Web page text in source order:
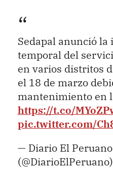
Sedapal anunció
temporal del
en varios distritos
el 18 de marzo
mantenimiento en
https://t.co/
pic.twitter.com/
— Diario El Peruano
(@DiarioElPeruano)